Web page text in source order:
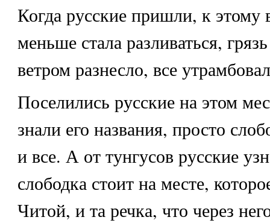
Когда русские пришли, к этому
меньше стала разливаться,
ветром разнесло, все
Поселились русские на этом
знали его названия, просто
и все. А от тунгусов русские
слободка стоит на месте,
Читой, и та речка, что через